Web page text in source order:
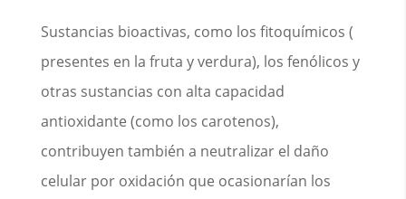
Sustancias bioactivas, como los fitoquímicos (
presentes en la fruta y verdura), los fenólicos y
otras sustancias con alta capacidad
antioxidante (como los carotenos),
contribuyen también a neutralizar el daño
celular por oxidación que ocasionarían los